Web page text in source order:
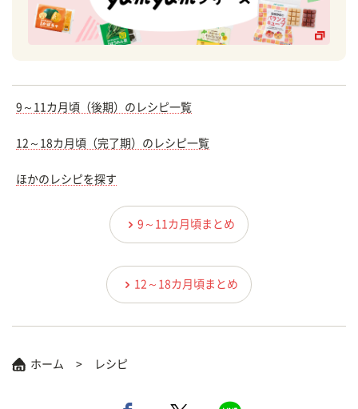
9～11カ月頃（後期）のレシピ一覧
12～18カ月頃（完了期）のレシピ一覧
ほかのレシピを探す
9～11カ月頃まとめ
12～18カ月頃まとめ
ホーム レシピ